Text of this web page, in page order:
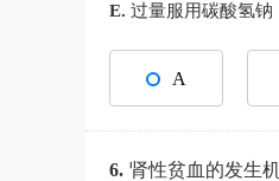
E. 过量服用碳酸氢钠
A
6. 肾性贫血的发生